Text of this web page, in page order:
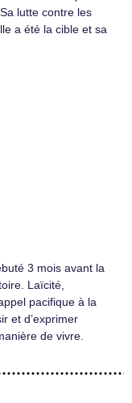
lutte contre les
a été la cible et sa
3 mois avant la
Laïcité,
pacifique à la
et d’exprimer
de vivre.